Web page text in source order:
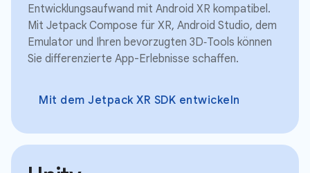
Entwicklungsaufwand mit Android XR kompatibel.
Mit Jetpack Compose für XR, Android Studio, dem
Emulator und Ihren bevorzugten 3D‑Tools können
Sie differenzierte App-Erlebnisse schaffen.
Mit dem Jetpack XR SDK entwickeln